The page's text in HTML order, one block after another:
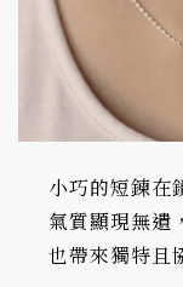
小巧的短鍊在
氣質顯現無遺
也帶來獨特且